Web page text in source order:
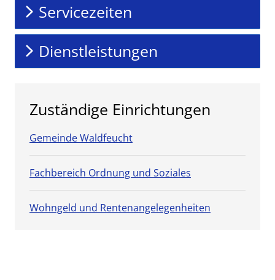
Servicezeiten
Dienstleistungen
Zuständige Einrichtungen
Gemeinde Waldfeucht
Fachbereich Ordnung und Soziales
Wohngeld und Rentenangelegenheiten